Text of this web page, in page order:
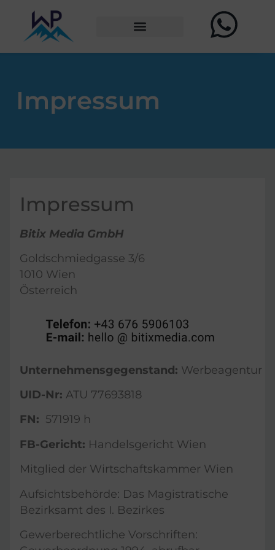
Impressum
Impressum
Bitix Media GmbH
Goldschmiedgasse 3/6
1010 Wien
Österreich
Unternehmensgegenstand: Werbeagentur
UID-Nr: ATU 77693818
FN: 571919 h
FB-Gericht: Handelsgericht Wien
Mitglied der Wirtschaftskammer Wien
Aufsichtsbehörde: Das Magistratische
Bezirksamt des I. Bezirkes
Gewerberechtliche Vorschriften: